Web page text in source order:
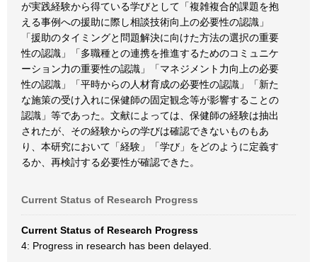
が実践経験から得ている学びとして「複雑複合的課題を抱
える事例への援助に際し相談技術向上の必要性の認識」
「援助のタイミングと問題解決に向けた方法の選択の重要
性の認識」「多職種との連携を推進するためのコミュニケ
ーション力の重要性の認識」「マネジメント力向上の必要
性の認識」「平時からの人材育成の必要性の認識」「新た
な施策の受け入れに保健師の固定観念等が影響することの
認識」等であった。文献によっては、保健師の経験は抽出
されたが、その経験からの学びは確認できないものもあ
り、本研究において「経験」「学び」をどのように定義す
るか、再検討する必要性が確認できた。
Current Status of Research Progress
Current Status of Research Progress
4: Progress in research has been delayed.